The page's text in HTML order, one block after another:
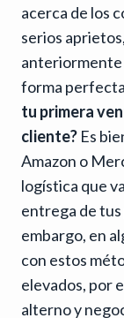
acerca de los
serios
anteriormente
forma
tu primera
cliente? Es
Amazon o
logística que
entrega de
embargo, en
con estos
elevados, por
alterno y